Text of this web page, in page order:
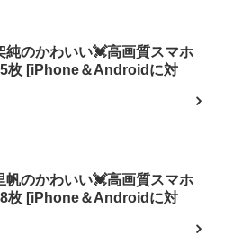
純のかわいい💓高画質スマホ
枚 [iPhone＆Androidに対
帆のかわいい💓高画質スマホ
枚 [iPhone＆Androidに対